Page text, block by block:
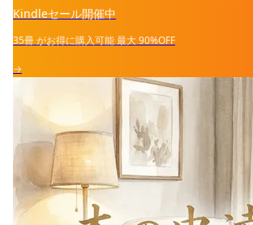
Kindleセール開催中
35冊がお得に購入可能最大90%OFF
→